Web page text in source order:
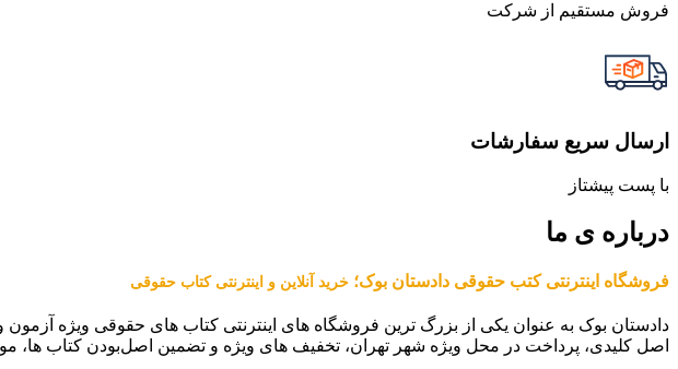
فروش مستقیم از شرکت
ارسال سریع سفارشات
با پست پیشتاز
درباره ی ما
فروشگاه اینترنتی کتب حقوقی دادستان بوک؛ خرید آنلاین و اینترنتی کتاب حقوقی
دادستان بوک به عنوان یکی از بزرگ ترین فروشگاه های اینترنتی کتاب های حقوقی ویژه
اصل کلیدی، پرداخت در محل ویژه شهر تهران، تخفیف های ویژه و تضمین اصل‌بودن کتاب